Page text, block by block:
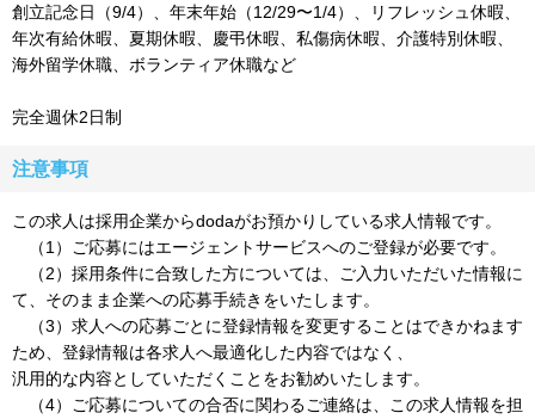
創立記念日（9/4）、年末年始（12/29〜1/4）、リフレッシュ休暇、
年次有給休暇、夏期休暇、慶弔休暇、私傷病休暇、介護特別休暇、
海外留学休職、ボランティア休職など
完全週休2日制
注意事項
この求人は採用企業からdodaがお預かりしている求人情報です。
（1）ご応募にはエージェントサービスへのご登録が必要です。
（2）採用条件に合致した方については、ご入力いただいた情報に
て、そのまま企業への応募手続きをいたします。
（3）求人への応募ごとに登録情報を変更することはできかねます
ため、登録情報は各求人へ最適化した内容ではなく、
汎用的な内容としていただくことをお勧めいたします。
（4）ご応募についての合否に関わるご連絡は、この求人情報を担